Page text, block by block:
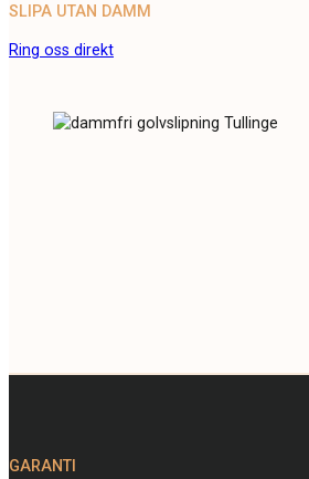
SLIPA UTAN DAMM
Ring oss direkt
GARANTI